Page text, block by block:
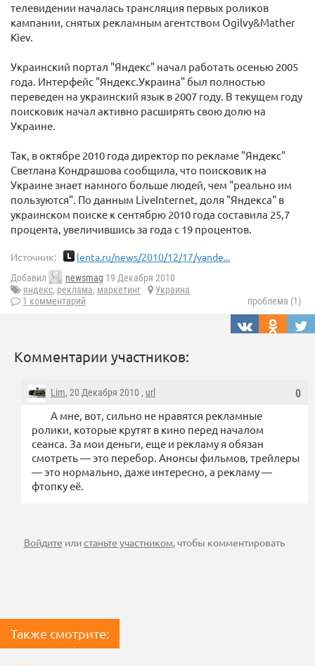
телевидении началась трансляция первых роликов
кампании, снятых рекламным агентством Ogilvy&Mather
Kiev.
Украинский портал "Яндекс" начал работать осенью 2005
года. Интерфейс "Яндекс.Украина" был полностью
переведен на украинский язык в 2007 году. В текущем году
поисковик начал активно расширять свою долю на
Украине.
Так, в октябре 2010 года директор по рекламе "Яндекс"
Светлана Кондрашова сообщила, что поисковик на
Украине знает намного больше людей, чем "реально им
пользуются". По данным LiveInternet, доля "Яндекса" в
украинском поиске к сентябрю 2010 года составила 25,7
процента, увеличившись за года с 19 процентов.
Источник: lenta.ru/news/2010/12/17/yande...
Добавил newsmag 19 Декабря 2010
яндекс, реклама, маркетинг
Украина
1 комментарий
проблема (1)
Комментарии участников:
0
Lim, 20 Декабря 2010 , url
А мне, вот, сильно не нравятся рекламные
ролики, которые крутят в кино перед началом
сеанса. За мои деньги, еще и рекламу я обязан
смотреть — это перебор. Анонсы фильмов, трейлеры
— это нормально, даже интересно, а рекламу —
фтопку её.
Войдите илистаньте участником, чтобы комментировать
Также смотрите: